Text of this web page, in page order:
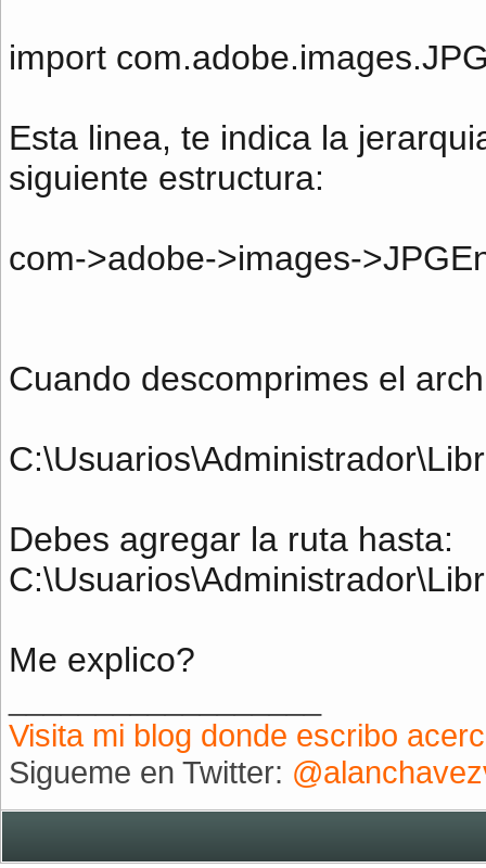
import
Esta linea, te indica la
siguiente estructura:
com->adobe->images-
Cuando descomprimes el
Debes agregar la ruta hasta:
Me explico?
Visita mi blog donde escribo
Sigueme en Twitter: